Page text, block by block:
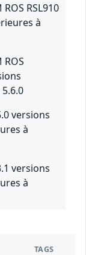
ROS RSL910
à
ROS
versions
à
versions
à
TAGS